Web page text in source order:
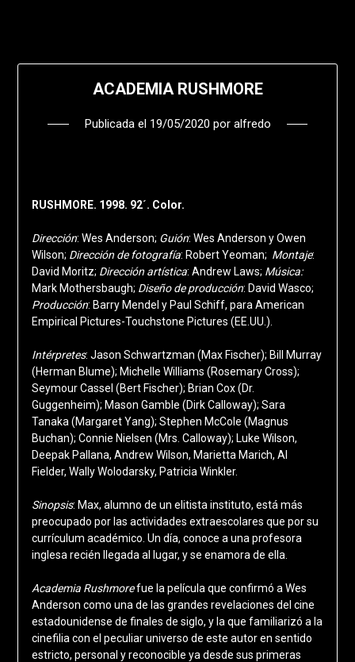
ACADEMIA RUSHMORE
Publicada el 19/05/2020 por alfredo
RUSHMORE. 1998. 92´. Color.
Dirección: Wes Anderson; Guión: Wes Anderson y Owen
Wilson; Dirección de fotografía: Robert Yeoman; Montaje:
David Moritz; Dirección artística: Andrew Laws; Música:
Mark Mothersbaugh; Diseño de producción: David Wasco;
Producción: Barry Mendel y Paul Schiff, para American
Empirical Pictures-Touchstone Pictures (EE.UU.).
Intérpretes: Jason Schwartzman (Max Fischer); Bill Murray
(Herman Blume); Michelle Williams (Rosemary Cross);
Seymour Cassel (Bert Fischer); Brian Cox (Dr.
Guggenheim); Mason Gamble (Dirk Calloway); Sara
Tanaka (Margaret Yang); Stephen McCole (Magnus
Buchan); Connie Nielsen (Mrs. Calloway); Luke Wilson,
Deepak Pallana, Andrew Wilson, Marietta Marich, Al
Fielder, Wally Wolodarsky, Patricia Winkler.
Sinopsis: Max, alumno de un elitista instituto, está más
preocupado por las actividades extraescolares que por su
currículum académico. Un día, conoce a una profesora
inglesa recién llegada al lugar, y se enamora de ella.
Academia Rushmorefue la película que confirmó a Wes
Anderson como una de las grandes revelaciones del cine
estadounidense de finales de siglo, y la que familiarizó a la
cinefilia con el peculiar universo de este autor en sentido
estricto, personal y reconocible ya desde sus primeras